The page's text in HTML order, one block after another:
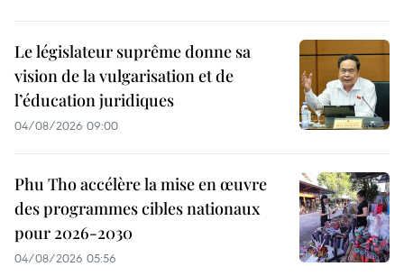
Le législateur suprême donne sa
vision de la vulgarisation et de
l’éducation juridiques
04/08/2026 09:00
Phu Tho accélère la mise en œuvre
des programmes cibles nationaux
pour 2026-2030
04/08/2026 05:56